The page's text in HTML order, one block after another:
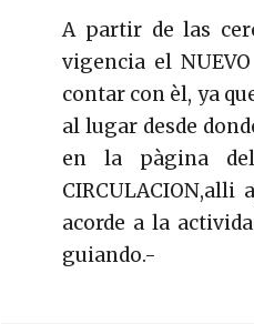
A partir de las
vigencia el
contar con èl, ya
al lugar desde
en la pàgina del
acorde a la
guiando.-